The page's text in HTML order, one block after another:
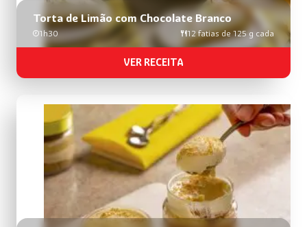
Torta de Limão com Chocolate Branco
1h30 12 fatias de 125 g cada
VER RECEITA